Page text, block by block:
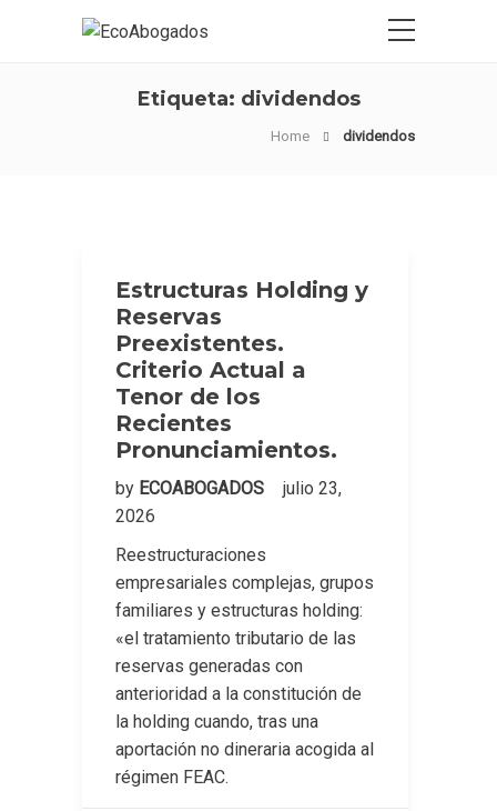
Etiqueta: dividendos
Home dividendos
Estructuras Holding y
Reservas
Preexistentes.
Criterio Actual a
Tenor de los
Recientes
Pronunciamientos.
by ECOABOGADOS
julio 23,
2026
Reestructuraciones
empresariales complejas, grupos
familiares y estructuras holding:
«el tratamiento tributario de las
reservas generadas con
anterioridad a la constitución de
la holding cuando, tras una
aportación no dineraria acogida al
régimen FEAC.